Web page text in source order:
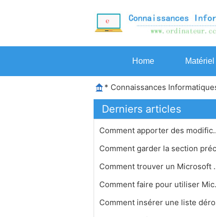
Home Matériel
* Connaissances
Derniers articles
Comment
Comment